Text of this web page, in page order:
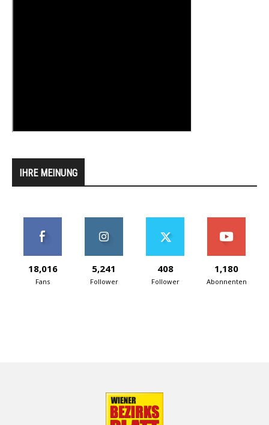
IHRE MEINUNG
18,016
Fans
5,241
Follower
408
Follower
1,180
Abonnenten